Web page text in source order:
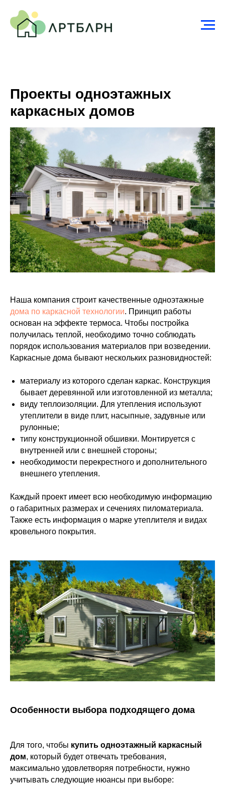
Проекты одноэтажных
каркасных домов
Наша компания строит качественные одноэтажные
дома по каркасной технологии. Принцип работы
основан на эффекте термоса. Чтобы постройка
получилась теплой, необходимо точно соблюдать
порядок использования материалов при возведении.
Каркасные дома бывают нескольких разновидностей:
материалу из которого сделан каркас. Конструкция
бывает деревянной или изготовленной из металла;
виду теплоизоляции. Для утепления используют
утеплители в виде плит, насыпные, задувные или
рулонные;
типу конструкционной обшивки. Монтируется с
внутренней или с внешней стороны;
необходимости перекрестного и дополнительного
внешнего утепления.
Каждый проект имеет всю необходимую информацию
о габаритных размерах и сечениях пиломатериала.
Также есть информация о марке утеплителя и видах
кровельного покрытия.
Особенности выбора подходящего дома
Для того, чтобы купить одноэтажный каркасный
дом, который будет отвечать требования,
максимально удовлетворяя потребности, нужно
учитывать следующие нюансы при выборе: